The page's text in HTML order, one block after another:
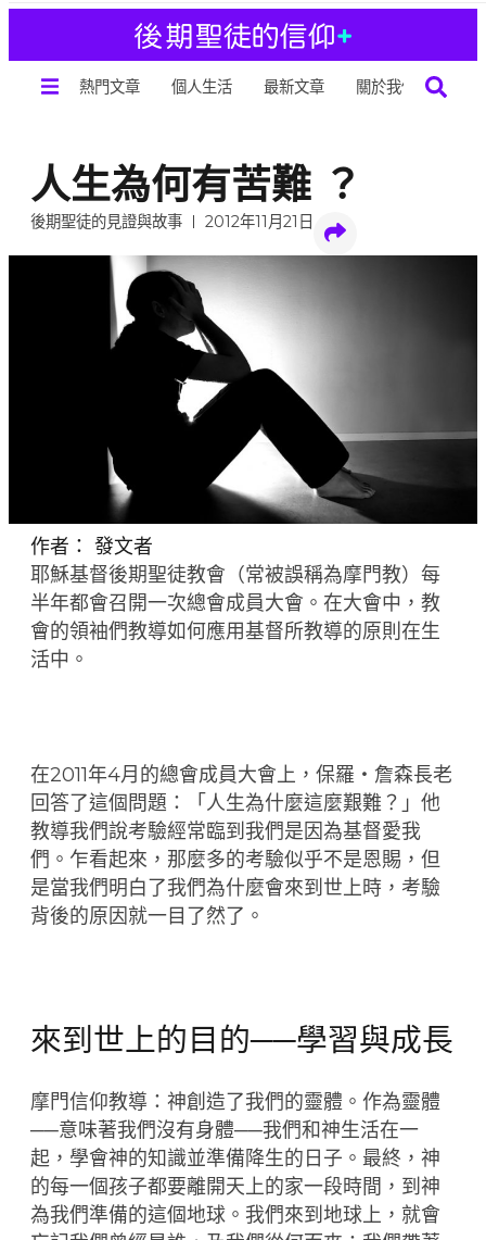
熱門文章 個人生活 最新文章 關於我們
人生為何有苦難 ？
後期聖徒的見證與故事 2012年11月21日
作者： 發文者
耶穌基督後期聖徒教會（常被誤稱為摩門教）每
半年都會召開一次總會成員大會。在大會中，教
會的領袖們教導如何應用基督所教導的原則在生
活中。
在2011年4月的總會成員大會上，保羅‧詹森長老
回答了這個問題：「人生為什麼這麼艱難？」他
教導我們說考驗經常臨到我們是因為基督愛我
們。乍看起來，那麼多的考驗似乎不是恩賜，但
是當我們明白了我們為什麼會來到世上時，考驗
背後的原因就一目了然了。
來到世上的目的──學習與成長
摩門信仰教導：神創造了我們的靈體。作為靈體
──意味著我們沒有身體──我們和神生活在一
起，學會神的知識並準備降生的日子。最終，神
的每一個孩子都要離開天上的家一段時間，到神
為我們準備的這個地球。我們來到地球上，就會